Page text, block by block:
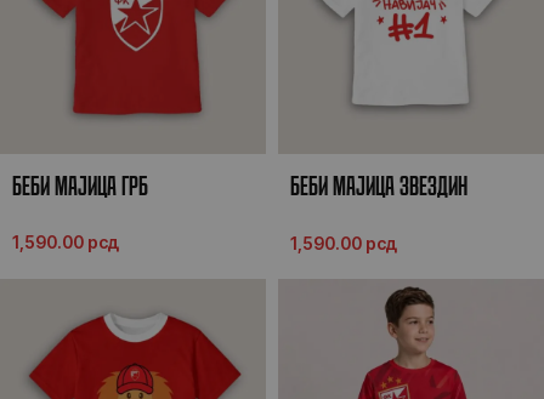
БЕБИ МАЈИЦА ГРБ
1,590.00 рсд
БЕБИ МАЈИЦА ЗВЕЗДИН
1,590.00 рсд